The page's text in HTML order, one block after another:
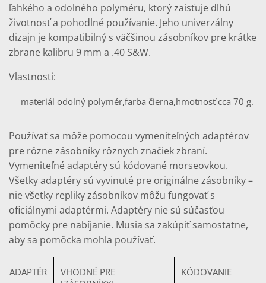
ľahkého a odolného polyméru, ktorý zaisťuje dlhú
životnosť a pohodlné používanie. Jeho univerzálny
dizajn je kompatibilný s väčšinou zásobníkov pre krátke
zbrane kalibru 9 mm a .40 S&W.
Vlastnosti:
materiál odolný polymér,farba čierna,hmotnosť cca 70 g.
Používať sa môže pomocou vymeniteľných adaptérov
pre rôzne zásobníky rôznych značiek zbraní.
Vymeniteľné adaptéry sú kódované morseovkou.
Všetky adaptéry sú vyvinuté pre originálne zásobníky –
nie všetky repliky zásobníkov môžu fungovať s
oficiálnymi adaptérmi. Adaptéry nie sú súčasťou
pomôcky pre nabíjanie. Musia sa zakúpiť samostatne,
aby sa pomôcka mohla používať.
ADAPTÉR
VHODNÉ PRE
KÓDOVANIE